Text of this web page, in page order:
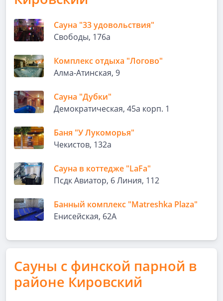
Сауна "33 удовольствия"
Свободы, 176а
Комплекс отдыха "Логово"
Алма-Атинская, 9
Сауна "Дубки"
Демократическая, 45а корп. 1
Баня "У Лукоморья"
Чекистов, 132а
Сауна в коттедже "LaFa"
Псдк Авиатор, 6 Линия, 112
Банный комплекс "Matreshka Plaza"
Енисейская, 62А
Сауны с финской парной в
районе Кировский